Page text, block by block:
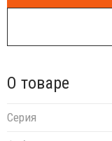
О товаре
Серия